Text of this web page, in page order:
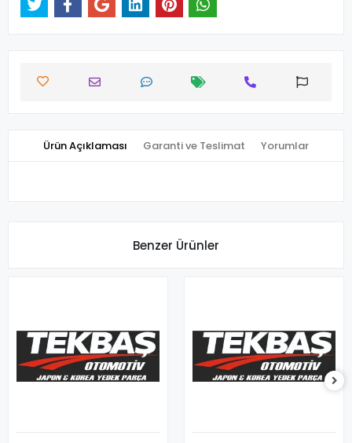
Ürün Açıklaması Garanti ve Teslimat Yorumlar
Benzer Ürünler